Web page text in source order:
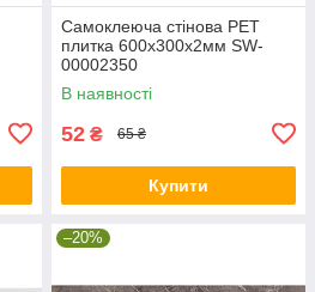
Самоклеюча стінова PET
плитка 600х300х2мм SW-
00002350
В наявності
52 ₴ 65 ₴
Купити
–20%